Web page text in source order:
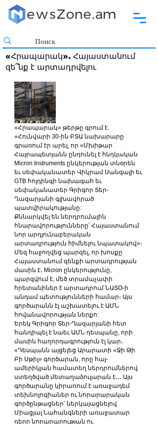
«Հրապարակ». Հայաստանում
զե՞նք է արտադրվելու
«Հրապարակ» թերթը գրում է.
«Հունվարի 30-ին ԲՏԱ նախարարը
գրառում էր արել, որ «Մխիթար
Հայրապետյանն ընդունել է հնդկական
Micron Instruments ընկերության տնօրեն
եւ սեփականատեր Վիկրամ Սանգալի եւ
GTB հոլդինգի նախագահ եւ
սեփականատեր Գրիգոր Տեր-
Ղազարյանի գլխավորած
պատվիրակությանը:
Քննարկվել են ներդրումային
հնարավորությունները՝ Հայաստանում
նոր արդյունաբերական
արտադրություն հիմնելու նպատակով»։
Մեզ հաջողվեց պարզել, որ խոսքը
Հայաստանում զենքի արտադրության
մասին է․ Micron ընկերությունը,
պարզվում է, մեծ տրամաչափի
հրետանիներ է արտադրում ՆԱՏՕ-ի
անդամ պետությունների համար։ Այս
գործարանն էլ աշխատելու է ԱՄՆ
հովանավորության ներքո:
Երեկ Գրիգոր Տեր-Ղազարյանի հետ
հանդիպել է նաեւ ԱՄՆ դեսպանը, որի
մասին հաղորդագրություն էլ կար․
«Դեսպանն այցելեց Արարատի «Ջի Թի
Բի Սթիլ» գործարան, որը հայ-
ամերիկյան համատեղ ներդրումներով
ստեղծված մետաղաձուլարան է․․․ Այս
գործարանը կիրառում է առաջադեմ
տեխնոլոգիաներ ու նորարարական
գործընթացներ՝ ներկայացնելով
Միացյալ Նահանգների առաջատար
դերը նորարարության ու